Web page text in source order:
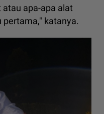
apa-apa alat
katanya.